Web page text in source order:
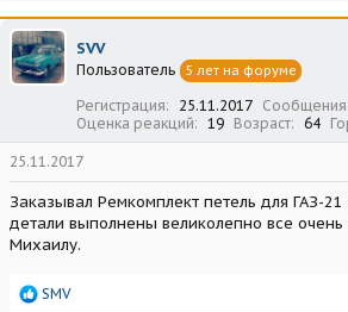
к
ц
и
и
SVV
Пользователь 5 лет на форуме
Регистрация 25.11.2017 Сообщения
Оценка реакций
19 Возраст 64
25.11.2017
Заказывал Ремкомплект петель для ГАЗ-
детали выполнены великолепно все
Михаилу.
Р
SMV